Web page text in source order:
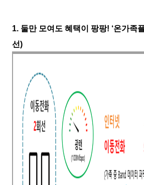
1. 둘만 모여도 혜택이 팡팡! ‘온가족
선)